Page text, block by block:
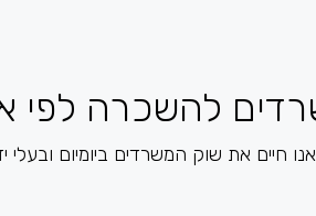
להשכרה לפי
אנו חיים את שוק המשרדים ביומיום